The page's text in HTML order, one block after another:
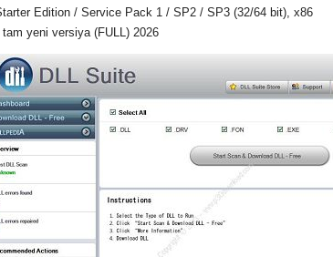
Edition / Service Pack 1 / SP2 / SP3 (32/64 bit), x86
tam yeni versiya (FULL) 2026